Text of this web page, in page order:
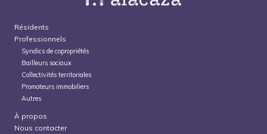
Résidents
Professionnels
Syndics de copropriétés
Bailleurs sociaux
Collectivités territoriales
Promoteurs immobiliers
Autres
À propos
Nous contacter